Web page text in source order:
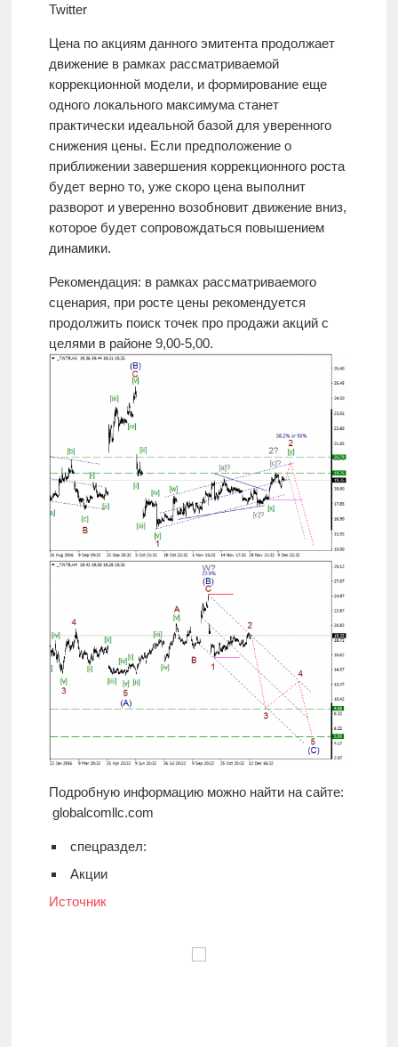
Twitter
Цена по акциям данного эмитента продолжает
движение в рамках рассматриваемой
коррекционной модели, и формирование еще
одного локального максимума станет
практически идеальной базой для уверенного
снижения цены. Если предположение о
приближении завершения коррекционного роста
будет верно то, уже скоро цена выполнит
разворот и уверенно возобновит движение вниз,
которое будет сопровождаться повышением
динамики.
Рекомендация: в рамках рассматриваемого
сценария, при росте цены рекомендуется
продолжить поиск точек про продажи акций с
целями в районе 9,00-5,00.
Подробную информацию можно найти на сайте:
globalcomllc.com
спецраздел:
Акции
Источник